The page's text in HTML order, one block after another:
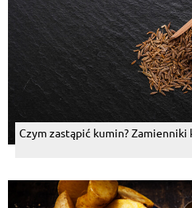
Czym zastąpić kumin?